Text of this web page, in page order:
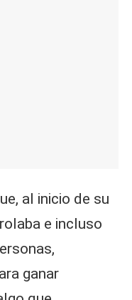
al inicio de su
e incluso
ganar